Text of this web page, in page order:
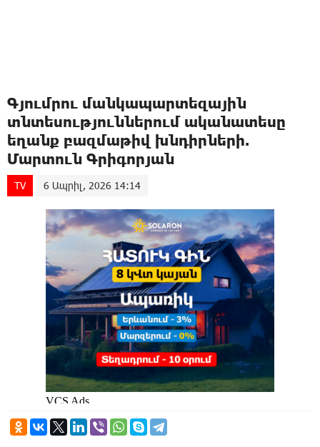
Գյումրու մանկապարտեզային
տնտեսություններում ականատեսը
եղանք բազմաթիվ խնդիրների.
Մարտուն Գրիգորյան
TV 6 Ապրիլ, 2026 14:14